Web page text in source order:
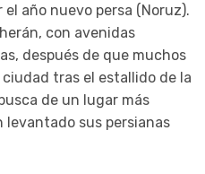
año nuevo persa (Noruz).
con avenidas
después de que muchos
tras el estallido de la
de un lugar más
levantado sus persianas